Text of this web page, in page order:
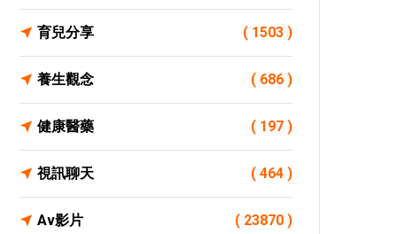
育兒分享 ( 1503 )
養生觀念 ( 686 )
健康醫藥 ( 197 )
視訊聊天 ( 464 )
Av影片 ( 23870 )